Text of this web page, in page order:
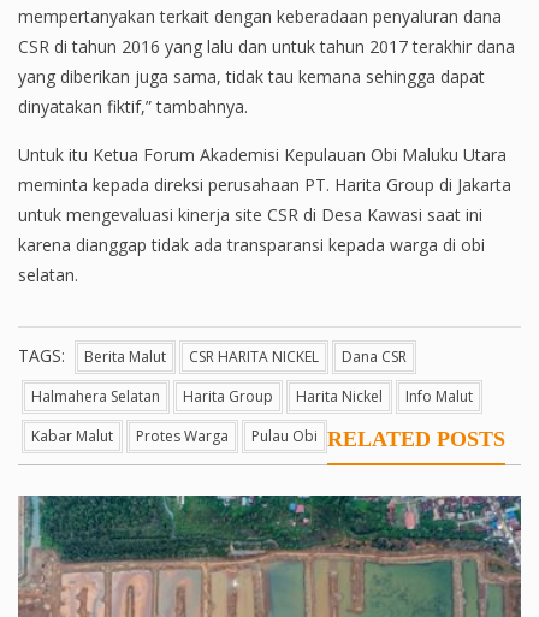
mempertanyakan terkait dengan keberadaan penyaluran dana
CSR di tahun 2016 yang lalu dan untuk tahun 2017 terakhir dana
yang diberikan juga sama, tidak tau kemana sehingga dapat
dinyatakan fiktif,” tambahnya.
Untuk itu Ketua Forum Akademisi Kepulauan Obi Maluku Utara
meminta kepada direksi perusahaan PT. Harita Group di Jakarta
untuk mengevaluasi kinerja site CSR di Desa Kawasi saat ini
karena dianggap tidak ada transparansi kepada warga di obi
selatan.
TAGS: Berita Malut CSR HARITA NICKEL
Dana CSR
Halmahera Selatan
Harita Group Harita Nickel
Info Malut
Kabar Malut
Protes Warga Pulau Obi RELATED POSTS